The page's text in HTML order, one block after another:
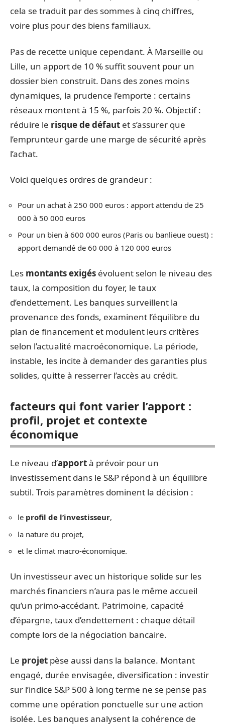
cela se traduit par des sommes à cinq chiffres,
voire plus pour des biens familiaux.
Pas de recette unique cependant. À Marseille ou
Lille, un apport de 10 % suffit souvent pour un
dossier bien construit. Dans des zones moins
dynamiques, la prudence l’emporte : certains
réseaux montent à 15 %, parfois 20 %. Objectif :
réduire le risque de défaut et s’assurer que
l’emprunteur garde une marge de sécurité après
l’achat.
Voici quelques ordres de grandeur :
Pour un achat à 250 000 euros : apport attendu de 25
000 à 50 000 euros
Pour un bien à 600 000 euros (Paris ou banlieue ouest) :
apport demandé de 60 000 à 120 000 euros
Les montants exigés évoluent selon le niveau des
taux, la composition du foyer, le taux
d’endettement. Les banques surveillent la
provenance des fonds, examinent l’équilibre du
plan de financement et modulent leurs critères
selon l’actualité macroéconomique. La période,
instable, les incite à demander des garanties plus
solides, quitte à resserrer l’accès au crédit.
facteurs qui font varier l’apport :
profil, projet et contexte
économique
Le niveau d’apportà prévoir pour un
investissement dans le S&P répond à un équilibre
subtil. Trois paramètres dominent la décision :
le profil de l’investisseur,
la nature du projet,
et le climat macro-économique.
Un investisseur avec un historique solide sur les
marchés financiers n’aura pas le même accueil
qu’un primo-accédant. Patrimoine, capacité
d’épargne, taux d’endettement : chaque détail
compte lors de la négociation bancaire.
Le projet pèse aussi dans la balance. Montant
engagé, durée envisagée, diversification : investir
sur l’indice S&P 500 à long terme ne se pense pas
comme une opération ponctuelle sur une action
isolée. Les banques analysent la cohérence de